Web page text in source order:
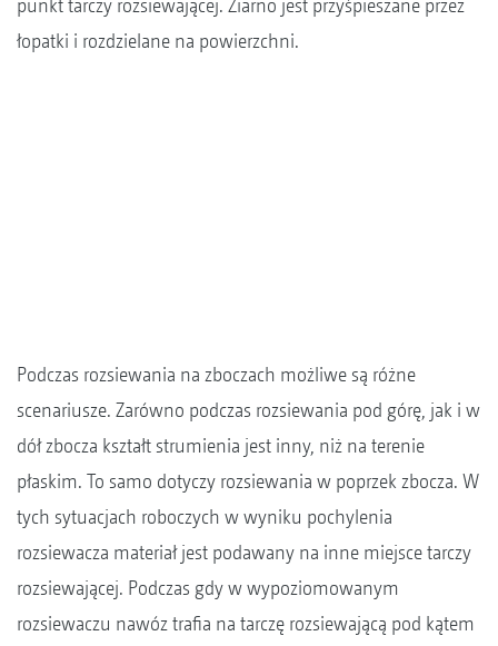
punkt tarczy rozsiewającej. Ziarno jest przyśpieszane przez
łopatki i rozdzielane na powierzchni.
Podczas rozsiewania na zboczach możliwe są różne
scenariusze. Zarówno podczas rozsiewania pod górę, jak i w
dół zbocza kształt strumienia jest inny, niż na terenie
płaskim. To samo dotyczy rozsiewania w poprzek zbocza. W
tych sytuacjach roboczych w wyniku pochylenia
rozsiewacza materiał jest podawany na inne miejsce tarczy
rozsiewającej. Podczas gdy w wypoziomowanym
rozsiewaczu nawóz trafia na tarczę rozsiewającą pod kątem